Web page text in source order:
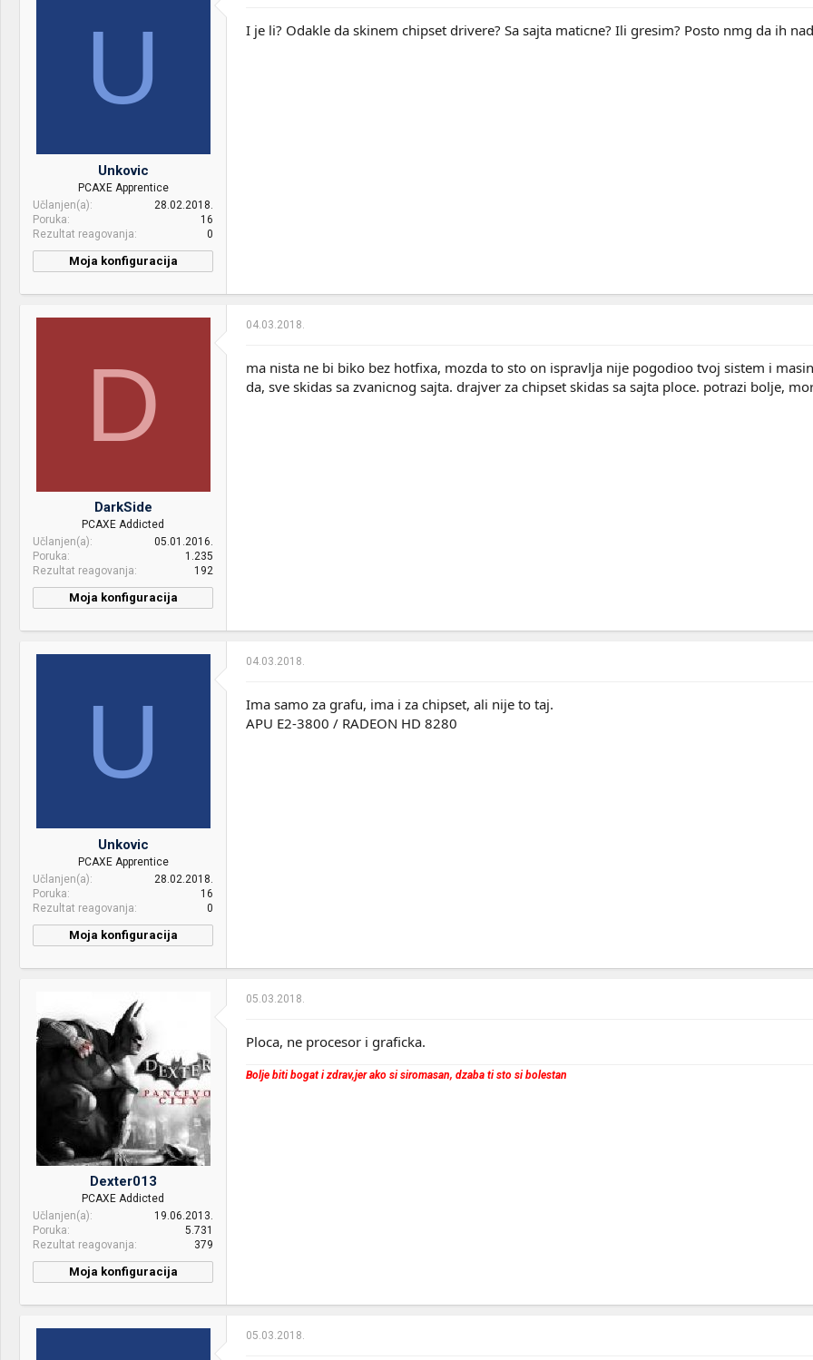
U
Unkovic
PCAXE Apprentice
Učlanjen(a)
28.02.2018.
Poruka
16
Rezultat reagovanja
0
Moja konfiguracija
I je li? Odakle da skinem chipset drivere? Sa sajta maticne? Ili gresim? Posto nmg da ih
D
DarkSide
PCAXE Addicted
Učlanjen(a)
05.01.2016.
Poruka
1.235
Rezultat reagovanja
192
Moja konfiguracija
04.03.2018.
ma nista ne bi biko bez hotfixa, mozda to sto on ispravlja nije pogodioo tvoj sistem i
da, sve skidas sa zvanicnog sajta. drajver za chipset skidas sa sajta ploce. potrazi bolje,
U
Unkovic
PCAXE Apprentice
Učlanjen(a)
28.02.2018.
Poruka
16
Rezultat reagovanja
0
Moja konfiguracija
04.03.2018.
Ima samo za grafu, ima i za chipset, ali nije to taj.
APU E2-3800 / RADEON HD 8280
Dexter013
PCAXE Addicted
Učlanjen(a)
19.06.2013.
Poruka
5.731
Rezultat reagovanja
379
Moja konfiguracija
Name:
Ryzen 7600x 5ghz +
05.03.2018.
Ploca, ne procesor i graficka.
Bolje biti bogat i zdrav,jer ako si siromasan, dzaba ti sto si bolestan
05.03.2018.